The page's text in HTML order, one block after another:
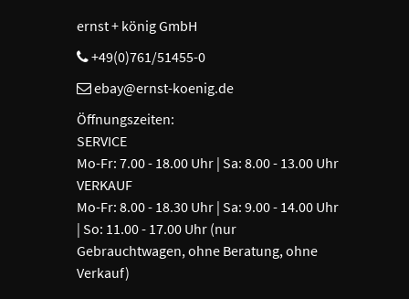
ernst + könig GmbH
+49(0)761/51455-0
ebay@ernst-koenig.de
Öffnungszeiten:
SERVICE
Mo-Fr: 7.00 - 18.00 Uhr | Sa: 8.00 - 13.00 Uhr
VERKAUF
Mo-Fr: 8.00 - 18.30 Uhr | Sa: 9.00 - 14.00 Uhr
| So: 11.00 - 17.00 Uhr (nur
Gebrauchtwagen, ohne Beratung, ohne
Verkauf)